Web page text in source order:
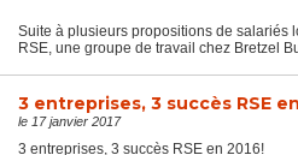
Suite à plusieurs propositions de salariés
RSE, une groupe de travail chez Bretzel
3 entreprises, 3 succès RSE
le 17 janvier 2017
3 entreprises, 3 succès RSE en 2016!